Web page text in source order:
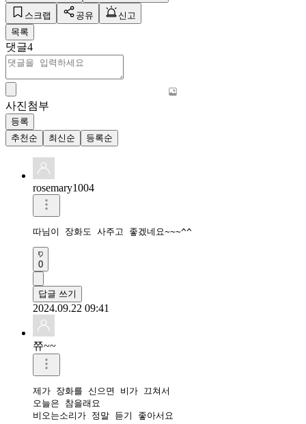
스크랩 공유
신고
목록
댓글4
사진첨부
등록
추천순
최신순 등록순
rosemary1004
따님이 장화도 사주고 좋겠네요~~~^^
0
답글 쓰기
2024.09.22 09:41
쮸~~
제가 장화를 신으면 비가 끄쳐서
오늘은 참을래요
비오는소리가 정말 듣기 좋아서요